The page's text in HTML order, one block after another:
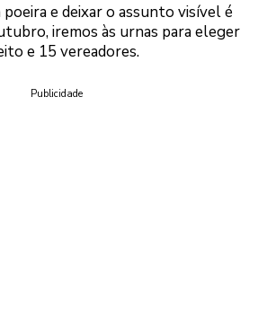
poeira e deixar o assunto visível é
iremos às urnas para eleger
e 15 vereadores.
Publicidade